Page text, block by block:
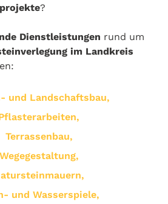
?
Dienstleistungen rund um
im Landkreis
und Landschaftsbau,
Terrassenbau,
Wegegestaltung,
und Wasserspiele,